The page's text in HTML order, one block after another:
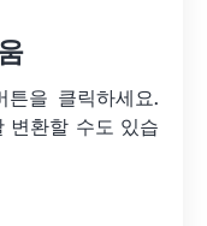
을 클릭하세요.
변환할 수도 있습